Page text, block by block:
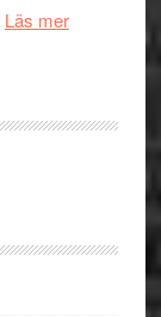
teater
´s
och
Jackie
Läs merom
synas
Vem